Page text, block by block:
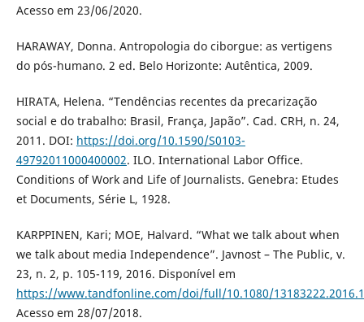
Acesso em 23/06/2020.
HARAWAY, Donna. Antropologia do ciborgue: as vertigens
do pós-humano. 2 ed. Belo Horizonte: Autêntica, 2009.
HIRATA, Helena. “Tendências recentes da precarização
social e do trabalho: Brasil, França, Japão”. Cad. CRH, n. 24,
2011. DOI: https://doi.org/10.1590/S0103-
49792011000400002. ILO. International Labor Office.
Conditions of Work and Life of Journalists. Genebra: Etudes
et Documents, Série L, 1928.
KARPPINEN, Kari; MOE, Halvard. “What we talk about when
we talk about media Independence”. Javnost – The Public, v.
23, n. 2, p. 105-119, 2016. Disponível em
https://www.tandfonline.com/doi/full/10.1080/
Acesso em 28/07/2018.